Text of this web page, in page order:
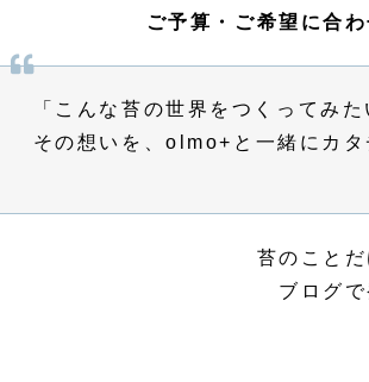
ご予算・ご希望に合
「こんな苔の世界をつくってみた
その想いを、olmo+と一緒にカタ
苔のこと
ブログ